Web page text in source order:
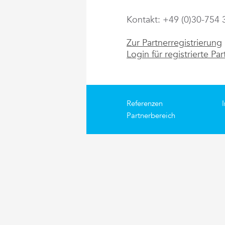
Kontakt: +49 (0)30-754
Zur Partnerregistrierung
Login für registrierte
Referenzen
Partnerbereich